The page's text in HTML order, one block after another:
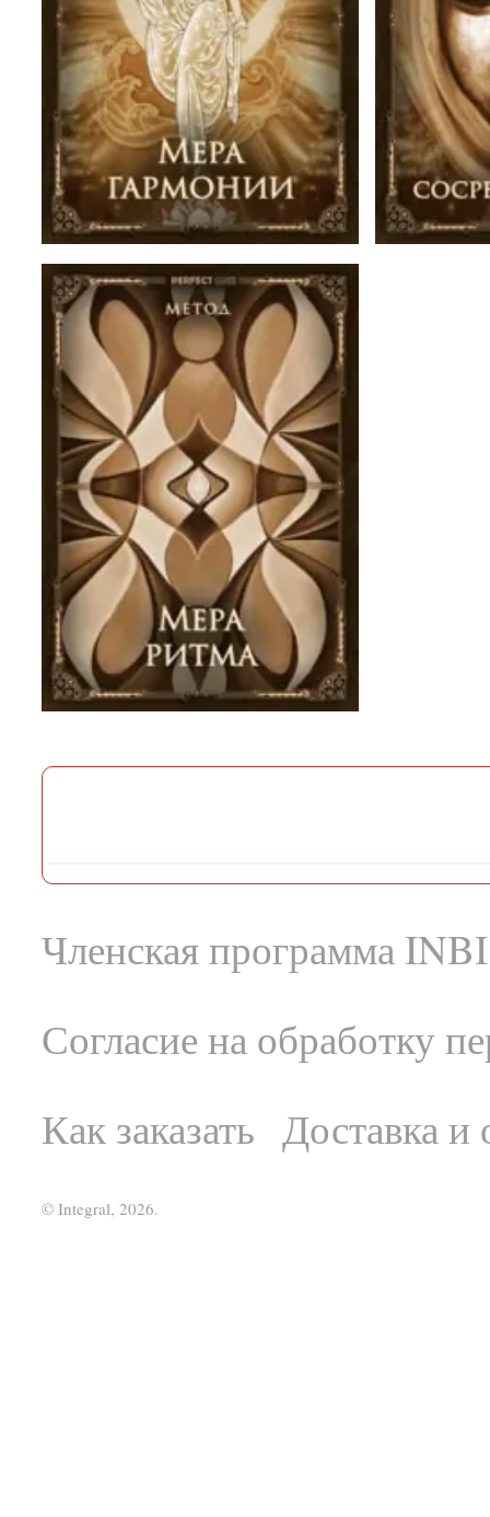
Членская программа INBI
Согласие на обработку
Как заказать Доставка и
© Integral, 2026.